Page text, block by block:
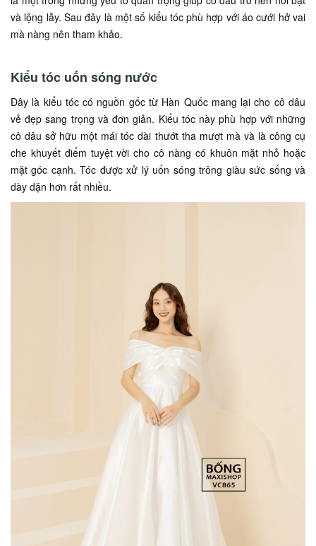
và lộng lẫy. Sau đây là một số kiểu tóc phù hợp với áo cưới hở vai
mà nàng nên tham khảo.
Kiểu tóc uốn sóng nước
Đây là kiểu tóc có nguồn gốc từ Hàn Quốc mang lại cho cô dâu
vẻ đẹp sang trọng và đơn giản. Kiểu tóc này phù hợp với những
cô dâu sở hữu một mái tóc dài thướt tha mượt mà và là công cụ
che khuyết điểm tuyệt vời cho cô nàng có khuôn mặt nhỏ hoặc
mặt góc cạnh. Tóc được xử lý uốn sóng trông giàu sức sống và
dày dặn hơn rất nhiều.